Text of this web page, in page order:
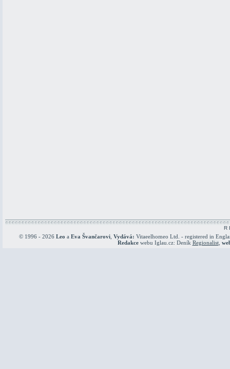
R
© 1996 - 2026 Leo a Eva Švančarovi Vydává: Vitaeelhomeo Ltd. - registered in
Redakcewebu Iglau.cz: Deník Regionalist,